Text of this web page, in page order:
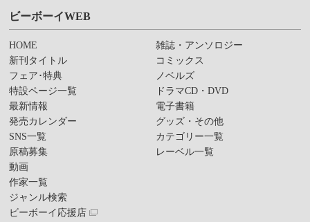
ビーボーイWEB
HOME
新刊タイトル
フェア･特典
特設ページ一覧
最新情報
発売カレンダー
SNS一覧
原稿募集
動画
作家一覧
ジャンル検索
ビーボーイ応援店
雑誌・アンソロジー
コミックス
ノベルズ
ドラマCD・DVD
電子書籍
グッズ・その他
カテゴリー一覧
レーベル一覧